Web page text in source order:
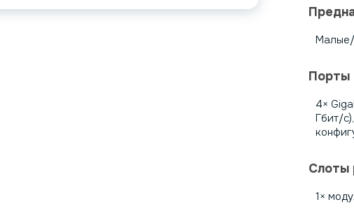
Малые/
Порты
4×
Гбит/
Слоты
1×